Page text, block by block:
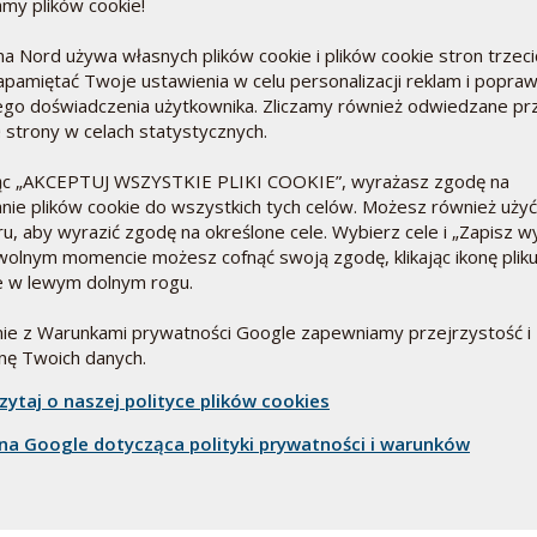
obrona immunologiczna
lepiej wykorzystać promienie UV
to zapewniło im silniejszą
ciemnych i mroźnych miesięcy
artykuł przeglądowy we współpracy z
„Gulf Diagnostic Center
i uzyskania całego obrazu sytuacji
D. Badania - VitDmet i VitDbol
witaminy D nadal istnieją.
Nord używa własnych plików cookie i plików cookie stron
Twoje ustawienia w celu personalizacji reklam i
doświadczenia użytkownika. Zliczamy również odwiedzane
strony w celach statystycznych.
„AKCEPTUJ WSZYSTKIE PLIKI COOKIE”, wyrażasz zgodę na
plików cookie do wszystkich tych celów. Możesz również
aby wyrazić zgodę na określone cele. Wybierz cele i „Zapisz
momencie możesz cofnąć swoją zgodę, klikając ikonę pliku
w lewym dolnym rogu.
z Warunkami prywatności Google zapewniamy przejrzystość i
Twoich danych.
o naszej polityce plików cookies
Google dotycząca polityki prywatności i warunków